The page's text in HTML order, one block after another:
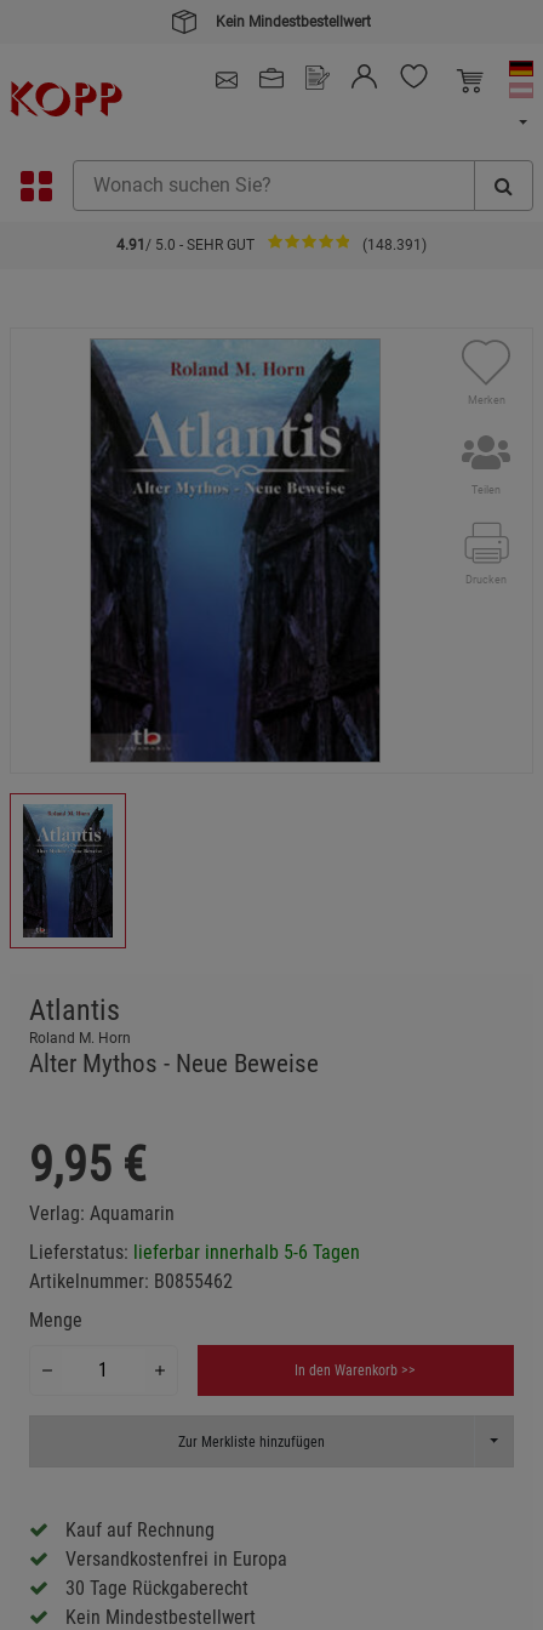
Kein Mindestbestellwert
4.91 / 5.0 - SEHR GUT (148.391)
Merken
Teilen
Drucken
Atlantis
Roland M. Horn
Alter Mythos - Neue Beweise
9,95 €
Verlag: Aquamarin
Lieferstatus: lieferbar innerhalb 5-6 Tagen
Artikelnummer: B0855462
Menge
In den Warenkorb >>
Zur Merkliste hinzufügen Toggle
Kauf auf Rechnung
Versandkostenfrei in Europa
30 Tage Rückgaberecht
Kein Mindestbestellwert